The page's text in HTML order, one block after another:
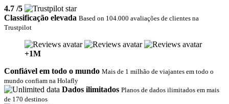
4.7 /5
Classificação elevada Based on 104.000 avaliações de clientes na
Trustpilot
+1M
Confiável em todo o mundo Mais de 1 milhão de viajantes em todo o
mundo confiam na Holafly
Dados ilimitados Planos de dados ilimitados em mais
de 170 destinos‎